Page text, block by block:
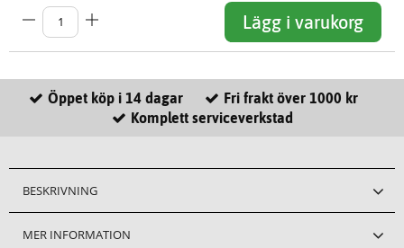
Lägg i varukorg
Öppet köp i 14 dagar
Fri frakt över 1000 kr
Komplett serviceverkstad
BESKRIVNING
MER INFORMATION